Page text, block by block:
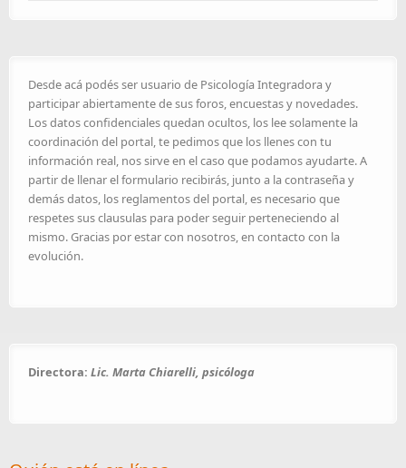
Desde acá podés ser usuario de Psicología Integradora y
participar abiertamente de sus foros, encuestas y novedades.
Los datos confidenciales quedan ocultos, los lee solamente la
coordinación del portal, te pedimos que los llenes con tu
información real, nos sirve en el caso que podamos ayudarte. A
partir de llenar el formulario recibirás, junto a la contraseña y
demás datos, los reglamentos del portal, es necesario que
respetes sus clausulas para poder seguir perteneciendo al
mismo. Gracias por estar con nosotros, en contacto con la
evolución.
Directora: Lic. Marta Chiarelli, psicóloga